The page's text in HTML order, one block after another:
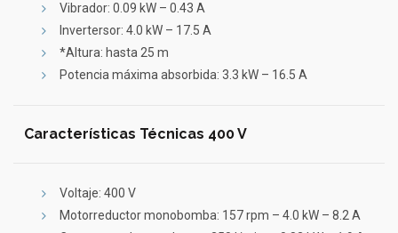
Vibrador: 0.09 kW – 0.43 A
Invertersor: 4.0 kW – 17.5 A
*Altura: hasta 25 m
Potencia máxima absorbida: 3.3 kW – 16.5 A
Características Técnicas 400 V
Voltaje: 400 V
Motorreductor monobomba: 157 rpm – 4.0 kW – 8.2 A